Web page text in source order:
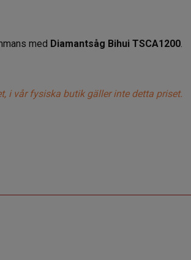
med Diamantsåg Bihui TSCA1200
i vår fysiska butik gäller inte detta priset.